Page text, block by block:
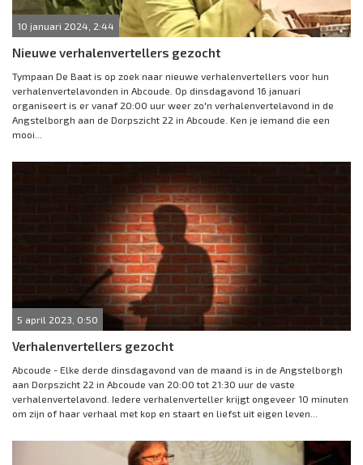
10 januari 2024, 2:44
Nieuwe verhalenvertellers gezocht
Tympaan De Baat is op zoek naar nieuwe verhalenvertellers voor hun
verhalenvertelavonden in Abcoude. Op dinsdagavond 16 januari
organiseert is er vanaf 20:00 uur weer zo'n verhalenvertelavond in de
Angstelborgh aan de Dorpszicht 22 in Abcoude. Ken je iemand die een
mooi...
5 april 2023, 0:50
Verhalenvertellers gezocht
Abcoude - Elke derde dinsdagavond van de maand is in de Angstelborgh
aan Dorpszicht 22 in Abcoude van 20:00 tot 21:30 uur de vaste
verhalenvertelavond. Iedere verhalenverteller krijgt ongeveer 10 minuten
om zijn of haar verhaal met kop en staart en liefst uit eigen leven...